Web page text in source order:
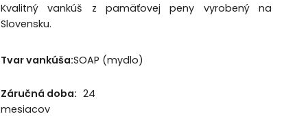
Kvalitný vankúš z pamäťovej peny vyrobený na
Slovensku.
Tvar vankúša:SOAP (mydlo)
Záručná doba: 24
mesiacov